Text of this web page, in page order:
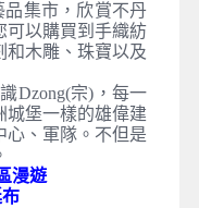
集市，欣賞不丹
可以購買到手織紡
和木雕、珠寶以及
Dzong(宗)，每一
城堡一樣的雄偉建
心、軍隊。不但是
漫遊